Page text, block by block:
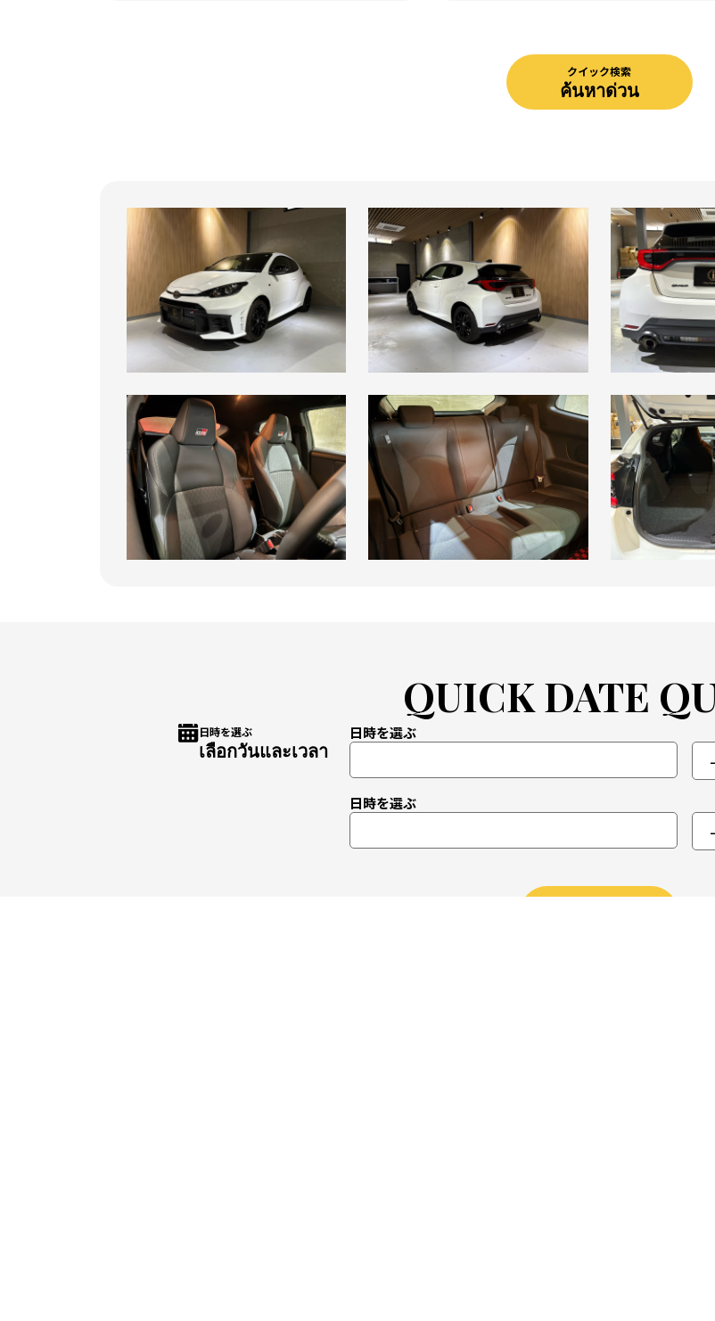
クイック検索
ค้นหาด่วน
QUICK DATE
日時を選ぶ
เลือกวันและเวลา
日時を選ぶ
日時を選ぶ